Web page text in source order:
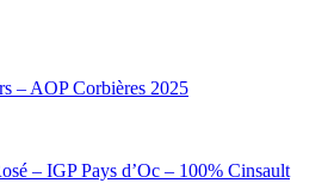
– AOP Corbières 2025
– IGP Pays d’Oc – 100% Cinsault